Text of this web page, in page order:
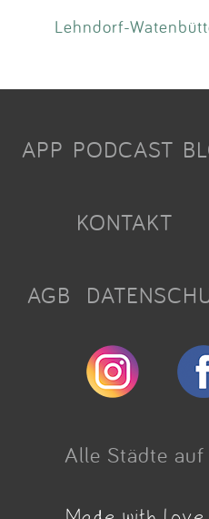
Lehndorf-
APP PODCAST
KONTAKT
AGB
Alle Städte